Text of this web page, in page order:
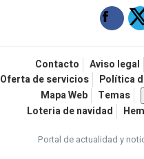
Contacto Aviso legal
Oferta de servicios
Política
Mapa Web
Temas
Loteria de navidad
Portal de actualidad y